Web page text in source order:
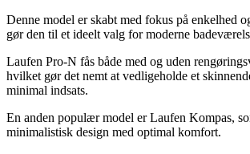
Denne model er skabt med fokus på enkelhed
gør den til et ideelt valg for moderne
Laufen Pro-N fås både med og uden
hvilket gør det nemt at vedligeholde et
minimal indsats.
En anden populær model er Laufen Kompas,
minimalistisk design med optimal komfort.